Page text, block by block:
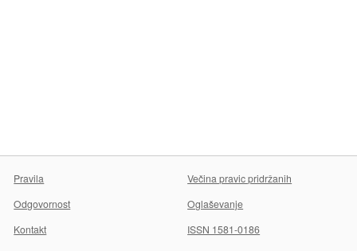
Pravila
Večina pravic pridržanih
Odgovornost
Oglaševanje
Kontakt
ISSN 1581-0186